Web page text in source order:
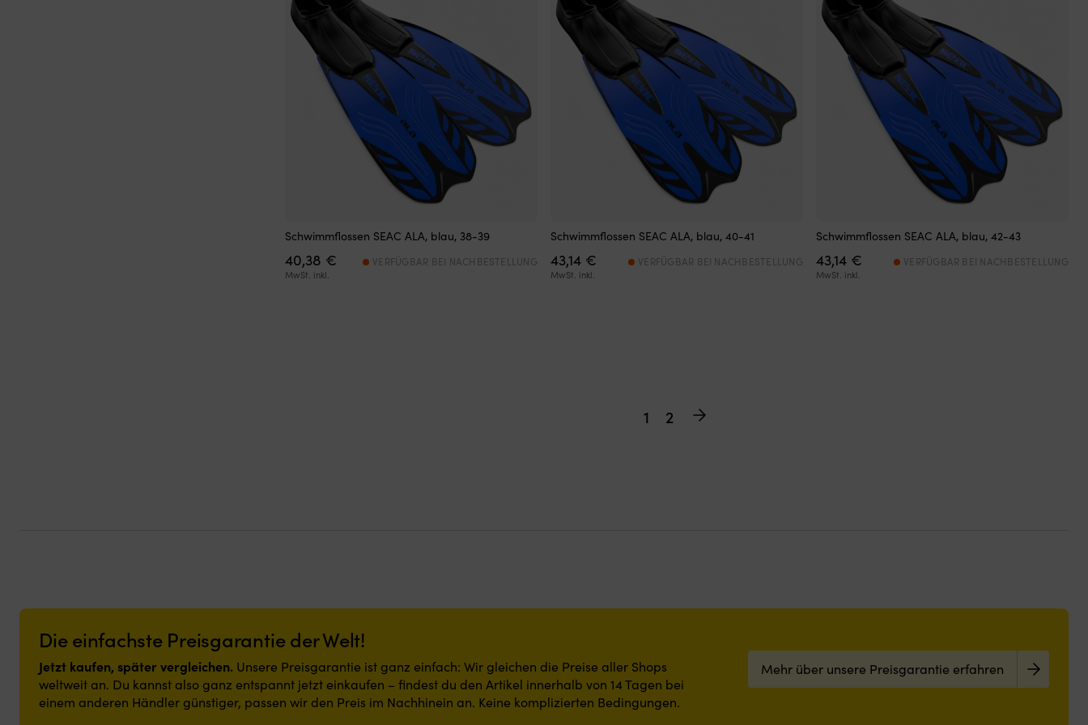
Schwimmflossen SEAC ALA, blau, 38-39
40,38 €
MwSt. inkl.
VERFÜGBAR BEI NACHBESTELLUNG
Schwimmflossen SEAC ALA, blau, 40-41
43,14 €
MwSt. inkl.
VERFÜGBAR BEI NACHBESTELLUNG
Schwimmflossen SEAC ALA, blau, 42-43
43,14 €
MwSt. inkl.
VERFÜGBAR BEI NACHBESTELLUNG
1 2
Die einfachste Preisgarantie der Welt!
Jetzt kaufen, später vergleichen. Unsere Preisgarantie ist ganz einfach: Wir gleichen die Preise aller Shops
weltweit an. Du kannst also ganz entspannt jetzt einkaufen – findest du den Artikel innerhalb von 14 Tagen bei
einem anderen Händler günstiger, passen wir den Preis im Nachhinein an. Keine komplizierten Bedingungen.
Mehr über unsere Preisgarantie erfahren